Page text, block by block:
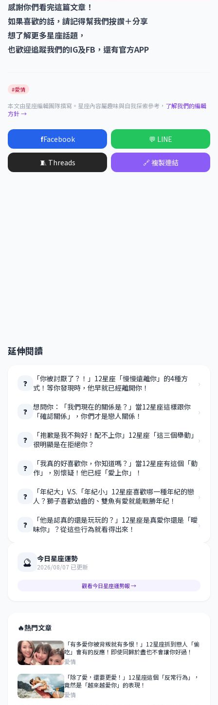
感謝你們看完這篇文章！
如果喜歡的話，請記得幫我們按讚＋分享
想了解更多星座話題，
也歡迎追蹤我們的IG及FB，還有官方APP
#愛情
本文由星座編輯團隊撰寫。星座內容屬趣味與自我探索參考， 了解我們的編輯
方針 →
fFacebook 💬 LINE
🧵 Threads 🔗 複製連結
延伸閱讀
❓
「你被討厭了？！」12星座「慢慢遠離你」的4種方
式！等你發現時，他早就已經離開你！
›
❓ 想問你：「我們現在的關係是？」當12星座這樣跟你
「確認關係」，你們才是戀人關係！
›
❓
「抱歉是我不夠好！配不上你」12星座「這三個舉動」
很明顯是在拒絕你？
›
❓
「我真的好喜歡你，你知道嗎？」當12星座有這個「動
作」，別懷疑！他已經「愛上你」！
›
❓
「年紀大」V.S.「年紀小」12星座喜歡哪一種年紀的戀
人？獅子喜歡幼齒的、雙魚有愛就能戰勝年紀！
›
❓
「他是認真的還是玩玩的？」12星座是真愛你還是「曖
昧你」？從這些行為就看得出來！
›
🔮 今日星座運勢
2026/08/07 已更新
觀看今日星座運勢報 →
🔥熱門文章
「有多愛你被背叛就有多恨！」12星座抓到戀人「偷
吃」會有的反應！即使同歸於盡也不會讓你好過！
愛情
「除了愛，還要更愛！」12星座這個「反常行為」，
竟然是「越來越愛你」的表現！
愛情